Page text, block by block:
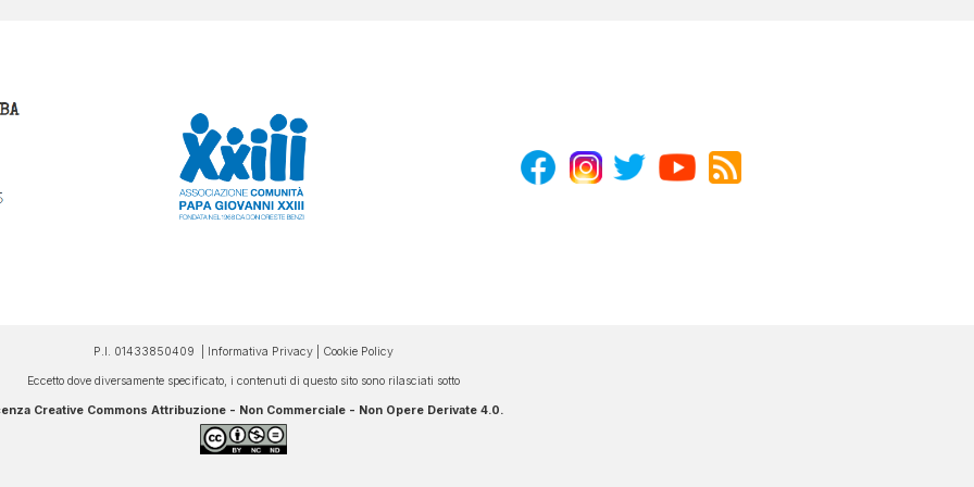
P.I. 01433850409 | Informativa Privacy Cookie Policy
Eccetto dove diversamente specificato, i contenuti di questo sito sono rilasciati sotto
Creative Commons Attribuzione - Non Commerciale - Non Opere Derivate 4.0.